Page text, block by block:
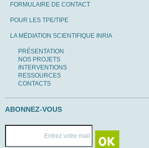
FORMULAIRE DE CONTACT
POUR LES TPE/TIPE
LA MÉDIATION SCIENTIFIQUE INRIA
PRÉSENTATION
NOS PROJETS
INTERVENTIONS
RESSOURCES
CONTACTS
ABONNEZ-VOUS